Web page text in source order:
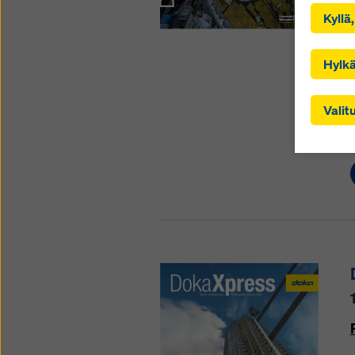
annat
jotka
voi